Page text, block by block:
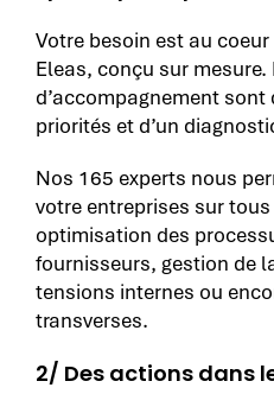
Votre besoin est au
Eleas, conçu sur mesure.
d’accompagnement
priorités et d’un
Nos 165 experts nous
votre entreprises sur tous
optimisation des
fournisseurs, gestion de
tensions internes ou
transverses.
2/ Des actions dans